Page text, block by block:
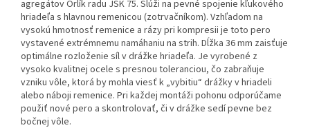
agregátov Orlík radu JSK 75. Slúži na pevné spojenie kľukového
hriadeľa s hlavnou remenicou (zotrvačníkom). Vzhľadom na
vysokú hmotnosť remenice a rázy pri kompresii je toto pero
vystavené extrémnemu namáhaniu na strih. Dĺžka 36 mm zaisťuje
optimálne rozloženie síl v drážke hriadeľa. Je vyrobené z
vysoko kvalitnej ocele s presnou toleranciou, čo zabraňuje
vzniku vôle, ktorá by mohla viesť k „vybitiu“ drážky v hriadeli
alebo náboji remenice. Pri každej montáži pohonu odporúčame
použiť nové pero a skontrolovať, či v drážke sedí pevne bez
bočnej vôle.